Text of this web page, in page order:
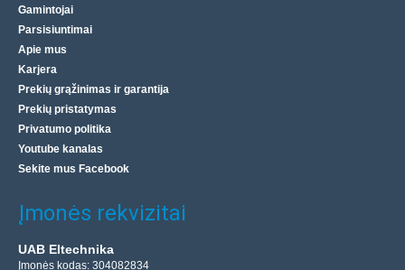
Gamintojai
Parsisiuntimai
Apie mus
Karjera
Prekių grąžinimas ir garantija
Prekių pristatymas
Privatumo politika
Youtube kanalas
Sekite mus Facebook
Įmonės rekvizitai
UAB Eltechnika
Įmonės kodas: 304082834